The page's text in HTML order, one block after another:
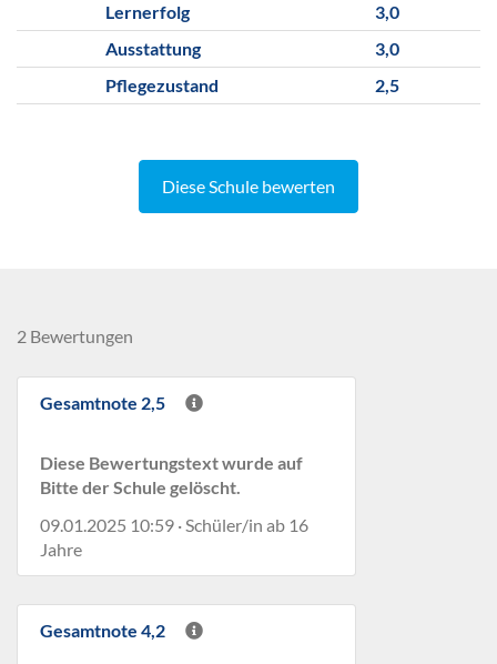
Lernerfolg
3,0
Ausstattung
3,0
Pflegezustand
2,5
Diese Schule bewerten
2 Bewertungen
Gesamtnote 2,5
Diese Bewertungstext wurde auf
Bitte der Schule gelöscht.
09.01.2025 10:59 · Schüler/in ab 16
Jahre
Gesamtnote 4,2